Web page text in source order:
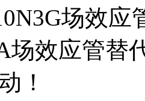
场效应
场效应管替
！